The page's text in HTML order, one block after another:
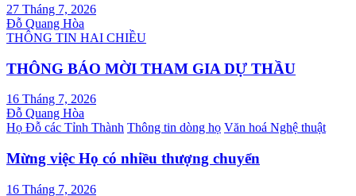
27 Tháng 7, 2026
Đỗ Quang Hòa
THÔNG TIN HAI CHIỀU
THÔNG BÁO MỜI THAM GIA DỰ THẦU
16 Tháng 7, 2026
Đỗ Quang Hòa
Họ Đỗ các Tỉnh Thành Thông tin dòng họ Văn hoá Nghệ thuật
Mừng việc Họ có nhiều thượng chuyển
16 Tháng 7, 2026